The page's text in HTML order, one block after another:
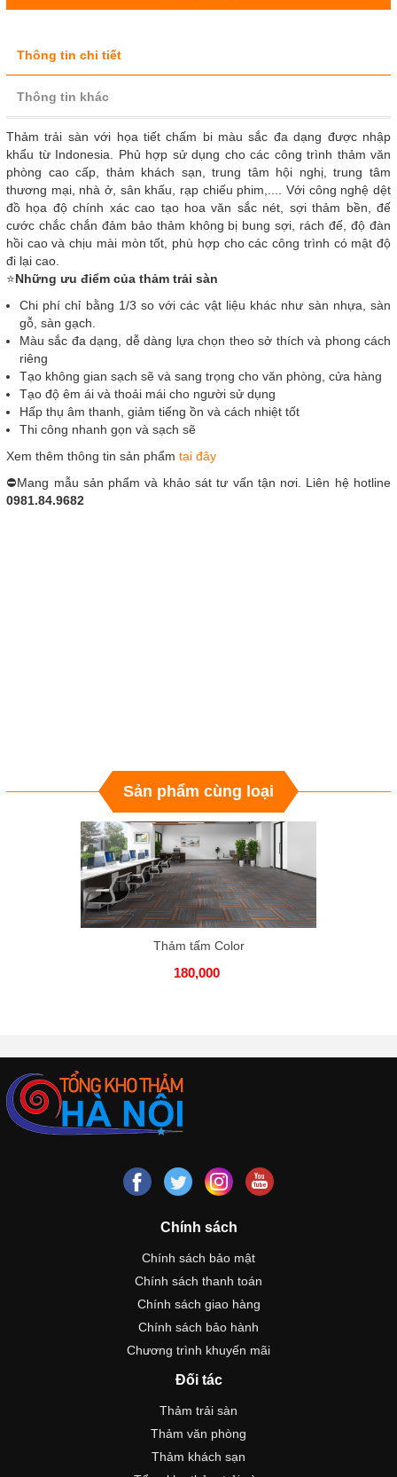
Thông tin chi tiết
Thông tin khác
Thảm trải sàn với họa tiết chấm bi màu sắc đa dạng được nhập
khẩu từ Indonesia. Phủ hợp sử dụng cho các công trình thảm văn
phòng cao cấp, thảm khách sạn, trung tâm hội nghị, trung tâm
thương mại, nhà ở, sân khấu, rạp chiếu phim,.... Với công nghệ dệt
đồ họa độ chính xác cao tạo hoa văn sắc nét, sợi thảm bền, đế
cước chắc chắn đảm bảo thảm không bị bung sợi, rách đế, độ đàn
hồi cao và chịu mài mòn tốt, phù hợp cho các công trình có mật độ
đi lại cao.
⭐Những ưu điểm của thảm trải sàn
Chi phí chỉ bằng 1/3 so với các vật liệu khác như sàn nhựa, sàn
gỗ, sàn gạch.
Màu sắc đa dạng, dễ dàng lựa chọn theo sở thích và phong cách
riêng
Tạo không gian sạch sẽ và sang trọng cho văn phòng, cửa hàng
Tạo độ êm ái và thoải mái cho người sử dụng
Hấp thụ âm thanh, giảm tiếng ồn và cách nhiệt tốt
Thi công nhanh gọn và sạch sẽ
Xem thêm thông tin sản phẩm tại đây
⛔Mang mẫu sản phẩm và khảo sát tư vấn tận nơi. Liên hệ hotline
0981.84.9682
Sản phẩm cùng loại
Thảm tấm Color
180,000
Chính sách
Chính sách bảo mật
Chính sách thanh toán
Chính sách giao hàng
Chính sách bảo hành
Chương trình khuyến mãi
Đối tác
Thảm trải sàn
Thảm văn phòng
Thảm khách sạn